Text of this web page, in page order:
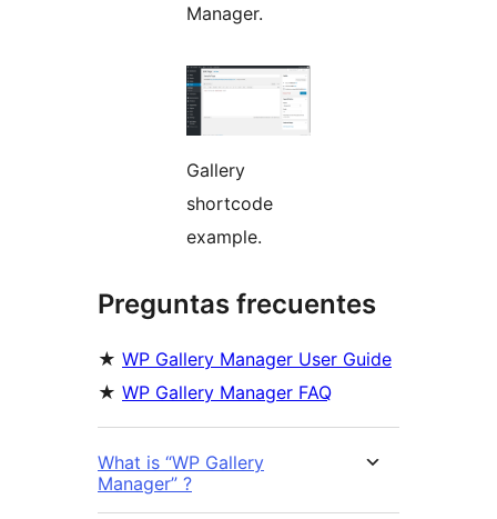
Manager.
Gallery
shortcode
example.
Preguntas frecuentes
★ WP Gallery Manager User Guide
★ WP Gallery Manager FAQ
What is “WP Gallery
Manager” ?